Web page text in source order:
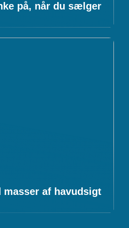
på, når du sælger
masser af havudsigt